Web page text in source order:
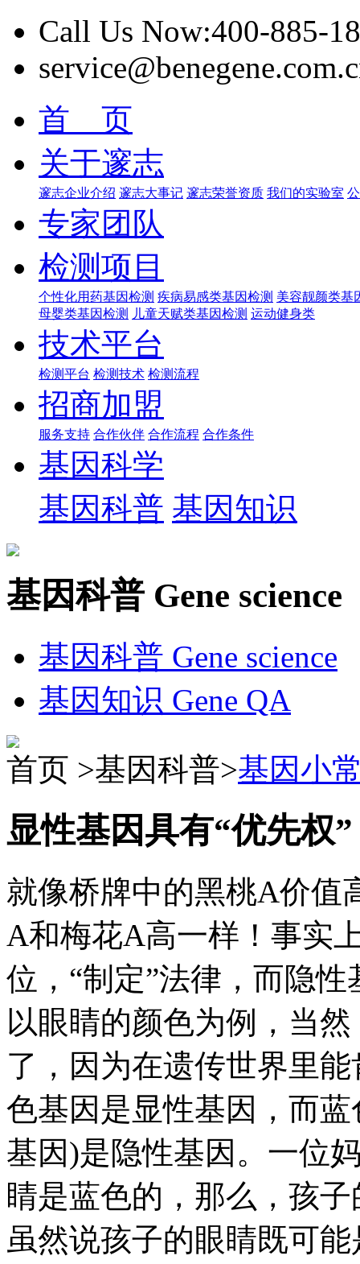
Call Us Now:400-885-
首 页
关于邃志
邃志企业介绍 邃志大事记 邃志荣誉资质 我们的实验室
专家团队
检测项目
个性化用药基因检测 疾病易感类基因检测 美容靓颜类基
母婴类基因检测
儿童天赋类基因检测 运动健身类
技术平台
检测平台 检测技术 检测流程
招商加盟
服务支持 合作伙伴 合作流程 合作条件
基因科学
基因科普 基因知识
基因科普 Gene science
基因科普 Gene science
基因知识 Gene QA
首页 >基因科普>基因小
显性基因具有“优先权”
就像桥牌中的黑桃A价值
A和梅花A高一样！事实
位，“制定”法律，而隐
以眼睛的颜色为例，当
了，因为在遗传世界里
色基因是显性基因，而
基因)是隐性基因。一位
睛是蓝色的，那么，孩
虽然说孩子的眼睛既可